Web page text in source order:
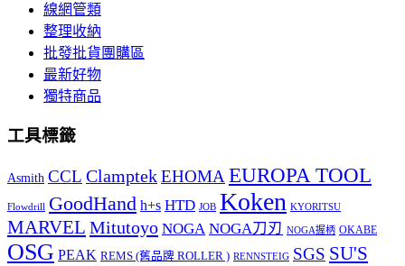
線網管類
整理收納
批發批貨團購區
最新好物
獨特商品
工具標籤
Asmith CCL ClamptekEHOMA EUROPA TOOL
Flowdrill GoodHand h+s HTD JOB Koken KYORITSU
MARVEL Mitutoyo NOGA NOGA刀刃 NOGA握柄 OKABE
OSG PEAK REMS (舊品牌 ROLLER ) RENNSTEIG SGS SU'S